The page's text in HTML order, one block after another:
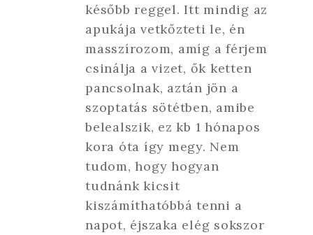
később reggel. Itt mindig az
apukája vetkőzteti le, én
masszírozom, amíg a férjem
csinálja a vizet, ők ketten
pancsolnak, aztán jön a
szoptatás sötétben, amibe
belealszik, ez kb 1 hónapos
kora óta így megy. Nem
tudom, hogy hogyan
tudnánk kicsit
kiszámíthatóbbá tenni a
napot, éjszaka elég sokszor